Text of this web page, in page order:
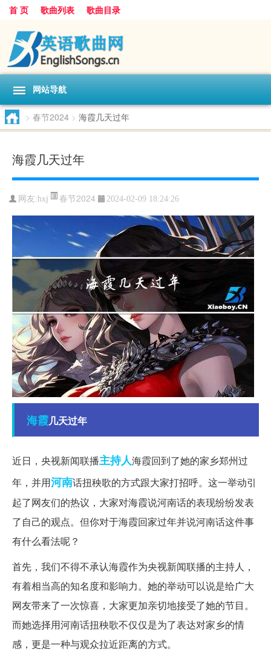
首 页 歌曲列表 歌曲目录
网站导航
> 春节2024 > 海霞几天过年
海霞几天过年
网友:hxj 春节2024 2024-02-09 18:24:26
海霞几天过年
近日，央视新闻联播主持人海霞回到了她的家乡郑州过
年，并用河南话扭秧歌的方式跟大家打招呼。这一举动引
起了网友们的热议，大家对海霞说河南话的表现纷纷发表
了自己的观点。但你对于海霞回家过年并说河南话这件事
有什么看法呢？
首先，我们不得不承认海霞作为央视新闻联播的主持人，
有着相当高的知名度和影响力。她的举动可以说是给广大
网友带来了一次惊喜，大家更加亲切地接受了她的节目。
而她选择用河南话扭秧歌不仅仅是为了表达对家乡的情
感，更是一种与观众拉近距离的方式。